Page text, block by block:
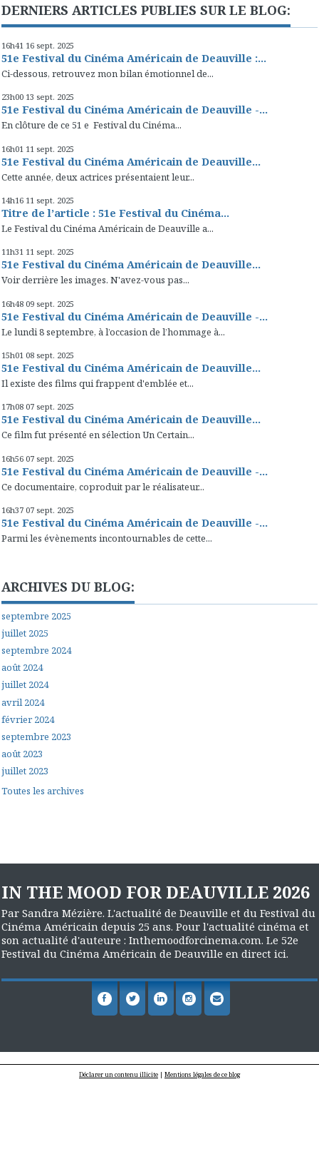
DERNIERS ARTICLES PUBLIES SUR LE BLOG:
16h41 16 sept. 2025
51e Festival du Cinéma Américain de Deauville :...
Ci-dessous, retrouvez mon bilan émotionnel de...
23h00 13 sept. 2025
51e Festival du Cinéma Américain de Deauville -...
En clôture de ce 51 e Festival du Cinéma...
16h01 11 sept. 2025
51e Festival du Cinéma Américain de Deauville...
Cette année, deux actrices présentaient leur...
14h16 11 sept. 2025
Titre de l’article : 51e Festival du Cinéma...
Le Festival du Cinéma Américain de Deauville a...
11h31 11 sept. 2025
51e Festival du Cinéma Américain de Deauville...
Voir derrière les images. N'avez-vous pas...
16h48 09 sept. 2025
51e Festival du Cinéma Américain de Deauville -...
Le lundi 8 septembre, à l’occasion de l’hommage à...
15h01 08 sept. 2025
51e Festival du Cinéma Américain de Deauville...
Il existe des films qui frappent d'emblée et...
17h08 07 sept. 2025
51e Festival du Cinéma Américain de Deauville...
Ce film fut présenté en sélection Un Certain...
16h56 07 sept. 2025
51e Festival du Cinéma Américain de Deauville -...
Ce documentaire, coproduit par le réalisateur...
16h37 07 sept. 2025
51e Festival du Cinéma Américain de Deauville -...
Parmi les évènements incontournables de cette...
ARCHIVES DU BLOG:
septembre 2025
juillet 2025
septembre 2024
août 2024
juillet 2024
avril 2024
février 2024
septembre 2023
août 2023
juillet 2023
Toutes les archives
IN THE MOOD FOR DEAUVILLE 2026
Par Sandra Mézière. L'actualité de Deauville et du Festival du
Cinéma Américain depuis 25 ans. Pour l'actualité cinéma et
son actualité d'auteure : Inthemoodforcinema.com. Le 52e
Festival du Cinéma Américain de Deauville en direct ici.
Déclarer un contenu illicite | Mentions légales de ce blog